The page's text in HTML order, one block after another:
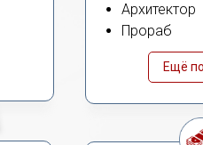
Архитектор
Прораб
Ещё